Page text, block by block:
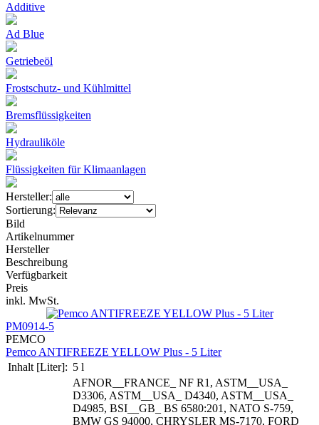
Additive
Ad Blue
Getriebeöl
Frostschutz- und Kühlmittel
Bremsflüssigkeiten
Hydrauliköle
Flüssigkeiten für Klimaanlagen
Hersteller:
Sortierung:
Bild
Artikelnummer
Hersteller
Beschreibung
Verfügbarkeit
Preis
inkl. MwSt.
PM0914-5
PEMCO
Pemco ANTIFREEZE YELLOW Plus - 5 Liter
Inhalt [Liter]: 5 l
AFNOR__FRANCE_ NF R1, ASTM__USA_
D3306, ASTM__USA_ D4340, ASTM__USA_
D4985, BSI__GB_ BS 6580:201, NATO S-759,
BMW GS 94000, CHRYSLER MS-7170, FORD